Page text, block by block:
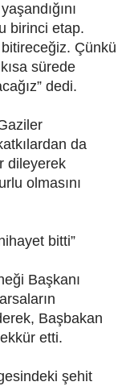
birinci etap.
Çünkü
sürede
dedi.
da
dileyerek
olmasını
bitti”
Başkanı
Başbakan
etti.
şehit